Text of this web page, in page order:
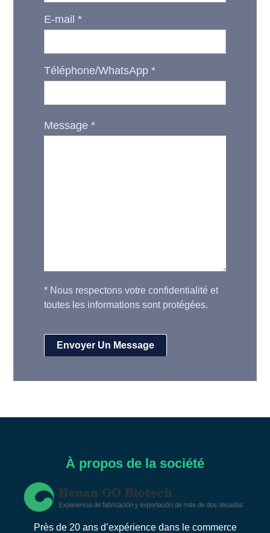
E-mail*
Téléphone/WhatsApp*
Message*
* Nous respectons votre confidentialité et
toutes les informations sont protégées.
À propos de la société
Près de 20 ans d’expérience dans le commerce